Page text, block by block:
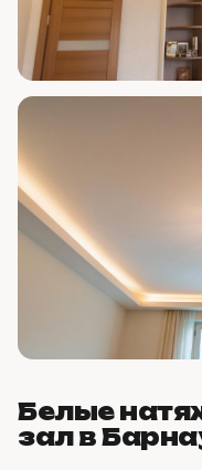
Белые
зал в